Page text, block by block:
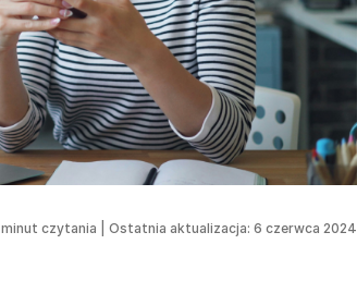
minut czytania Ostatnia aktualizacja: 6 czerwca 2024